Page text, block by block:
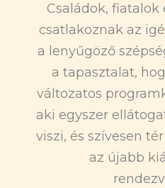
Családok, fiatalok
csatlakoznak az
a lenyűgöző
a tapasztalat,
változatos
aki egyszer
viszi, és szívesen
az újabb